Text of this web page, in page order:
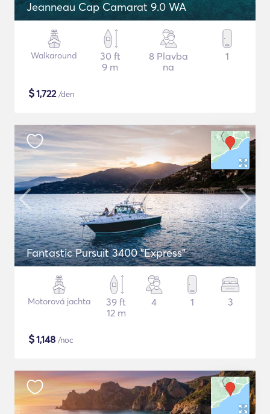
Jeanneau Cap Camarat 9.0 WA
Walkaround
30 ft
9 m
8 Plavba
na
1
$1,722/den
Fantastic Pursuit 3400 "Express"
Motorová jachta
39 ft
12 m
4 1 3
$1,148 /noc